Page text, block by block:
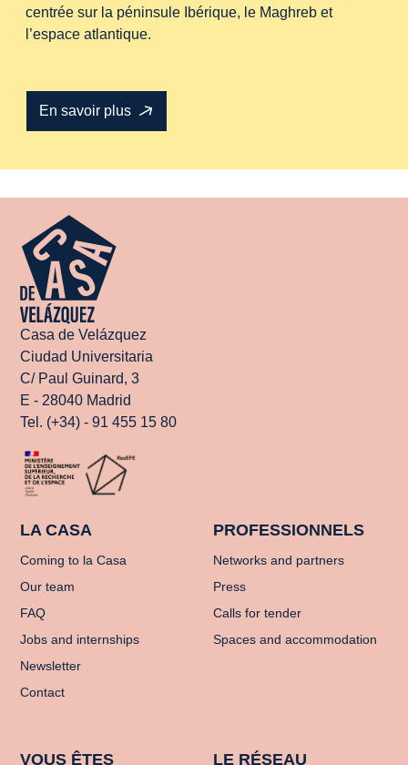
centrée sur la péninsule Ibérique, le Maghreb et
l’espace atlantique.
En savoir plus
Casa de Velázquez
Ciudad Universitaria
C/ Paul Guinard, 3
E - 28040 Madrid
Tel. (+34) - 91 455 15 80
LA CASA
Coming to la Casa
Our team
FAQ
Jobs and internships
Newsletter
Contact
PROFESSIONNELS
Networks and partners
Press
Calls for tender
Spaces and accommodation
VOUS ÊTES LE RÉSEAU